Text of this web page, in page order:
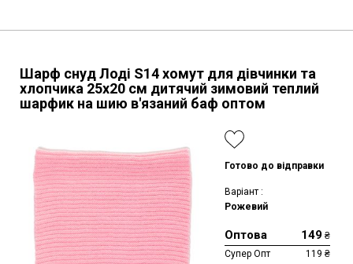
Шарф снуд Лоді S14 хомут для дівчинки та
хлопчика 25х20 см дитячий зимовий теплий
шарфик на шию в'язаний баф оптом
Готово до відправки
Варіант :
Рожевий
Оптова 149 ₴
Супер Опт
119 ₴